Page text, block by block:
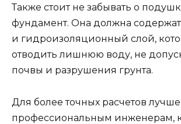
Также стоит не забывать о
фундамент. Она должна
и гидроизоляционный слой,
отводить лишнюю воду, не
почвы и разрушения грунта.
Для более точных расчетов лучше
профессиональным инженерам,